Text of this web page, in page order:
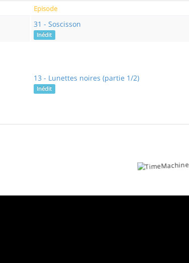
Episode
31 - Soscisson
Inédit
13 - Lunettes noires (partie 1/2)
Inédit